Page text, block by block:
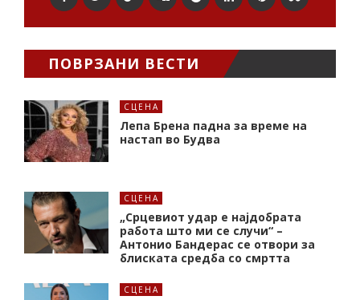
ПОВРЗАНИ ВЕСТИ
СЦЕНА
Лепа Брена падна за време на
настап во Будва
СЦЕНА
„Срцевиот удар е најдобрата
работа што ми се случи“ –
Антонио Бандерас се отвори за
блиската средба со смртта
СЦЕНА